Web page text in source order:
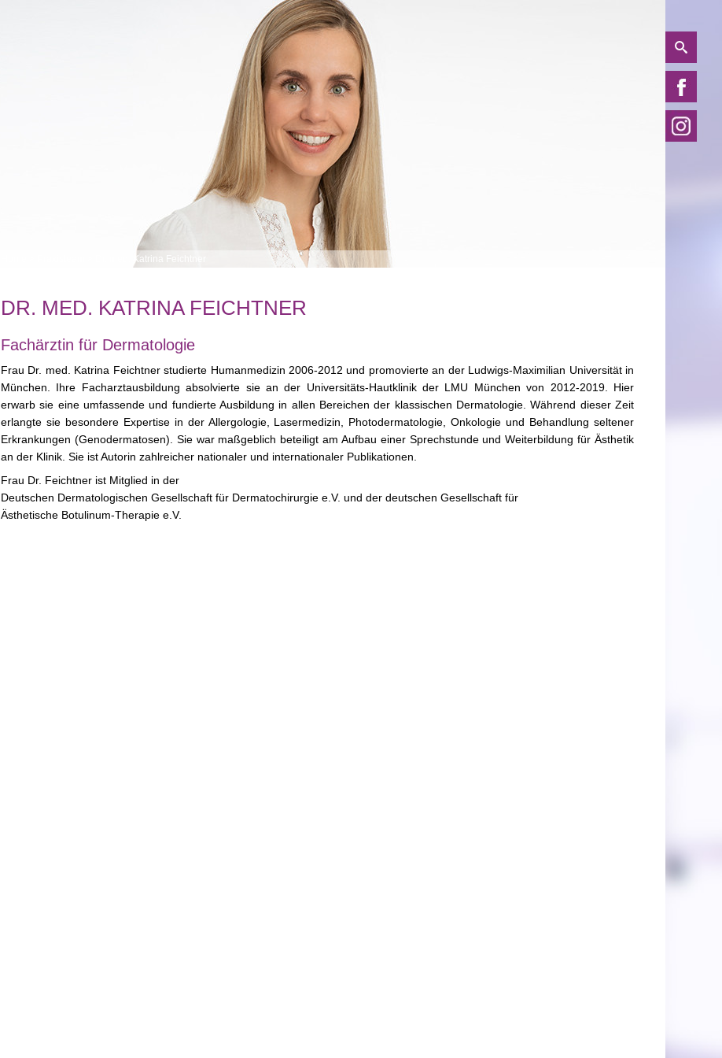
Dr. med. Katrina Feichtner
DR. MED. KATRINA FEICHTNER
Fachärztin für Dermatologie
Frau Dr. med. Katrina Feichtner studierte Humanmedizin 2006-2012 und promovierte an der Ludwigs-Maximilian Universität in
München. Ihre Facharztausbildung absolvierte sie an der Universitäts-Hautklinik der LMU München von 2012-2019. Hier
erwarb sie eine umfassende und fundierte Ausbildung in allen Bereichen der klassischen Dermatologie. Während dieser Zeit
erlangte sie besondere Expertise in der Allergologie, Lasermedizin, Photodermatologie, Onkologie und Behandlung seltener
Erkrankungen (Genodermatosen). Sie war maßgeblich beteiligt am Aufbau einer Sprechstunde und Weiterbildung für Ästhetik
an der Klinik. Sie ist Autorin zahlreicher nationaler und internationaler Publikationen.
Frau Dr. Feichtner ist Mitglied in der
Deutschen Dermatologischen Gesellschaft für Dermatochirurgie e.V. und der deutschen Gesellschaft für
Ästhetische Botulinum-Therapie e.V.